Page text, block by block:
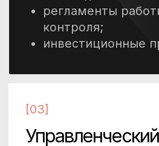
Формирование управленческой
команды и системы принятия